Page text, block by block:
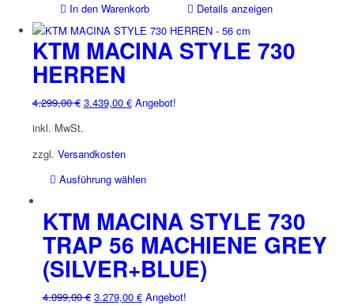
der
Produktseite
gewählt
In den Warenkorb
Details anzeigen
KTM MACINA STYLE 730
HERREN
4.299,00€ Ursprünglicher
war:
4.299,00 €
3.439,00 €Aktueller
Angebot!
inkl. MwSt.
zzgl. Versandkosten
Ausführung wählen
weist
mehrere
Varianten
auf.
Die
Optionen
KTM MACINA STYLE 730
TRAP 56 MACHIENE GREY
(SILVER+BLUE)
4.099,00€ Ursprünglicher
3.279,00 €Aktueller
Angebot!